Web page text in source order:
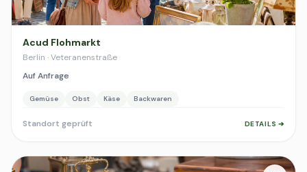
Acud Flohmarkt
Berlin · Veteranenstraße
Auf Anfrage
Gemüse Obst Käse Backwaren
Standort geprüft DETAILS ➔